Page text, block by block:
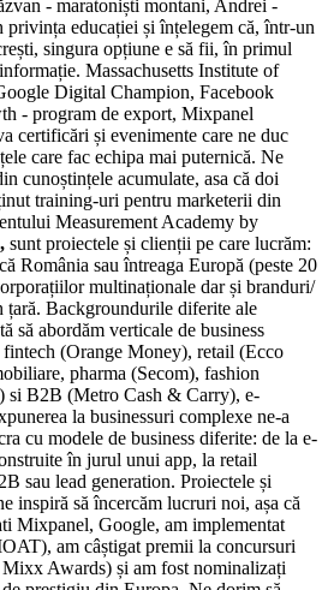
- maratoniști montani, Andrei -
educației și înțelegem că, într-un
singura opțiune e să fii, în primul
Massachusetts Institute of
Digital Champion, Facebook
- program de export, Mixpanel
certificări și evenimente care ne duc
care fac echipa mai puternică. Ne
cunoștințele acumulate, asa că doi
training-uri pentru marketerii din
Measurement Academy by
sunt proiectele și clienții pe care lucrăm:
România sau întreaga Europă (peste 20
multinaționale dar și branduri/
țară. Backgroundurile diferite ale
să abordăm verticale de business
(Orange Money), retail (Ecco
pharma (Secom), fashion
si B2B (Metro Cash & Carry), e-
la businessuri complexe ne-a
cu modele de business diferite: de la e-
în jurul unui app, la retail
sau lead generation. Proiectele și
inspiră să încercăm lucruri noi, așa că
Mixpanel, Google, am implementat
am câștigat premii la concursuri
Awards) și am fost nominalizați